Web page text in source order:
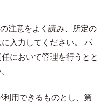
注意をよく読み、所定の
入力してください。 パ
において管理を行うとと
用できるものとし、第